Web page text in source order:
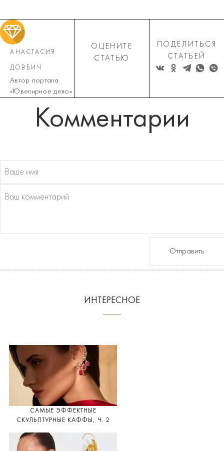
АНАСТАСИЯ
ДОВБИЧ
Автор портала
«Ювелирное дело»
ОЦЕНИТЕ
СТАТЬЮ
ПОДЕЛИТЬСЯ
СТАТЬЕЙ
Комментарии
Отправить
ИНТЕРЕСНОЕ
САМЫЕ ЭФФЕКТНЫЕ
СКУЛЬПТУРНЫЕ КАФФЫ, Ч. 2